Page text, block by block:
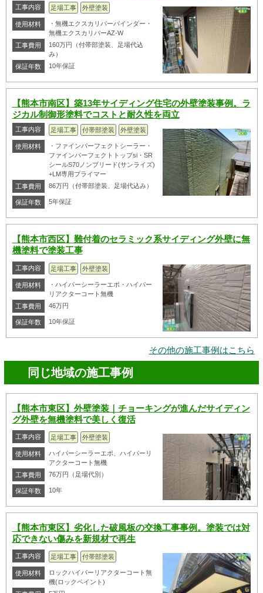
工事内容 足場工事 外壁塗装
使用材料
・無機エクスカリバーバインダー・
無機エクスカリバーAZ-W
工事費用
160万円（付帯部塗装、足場代込
み）
保証年数
10年保証
【熊本市南区】築13年サイディング住宅の外壁塗装事例。ラ
ジカル制御形塗料でコストと耐久性を両立
工事内容 足場工事 付帯部塗装 外壁塗装
使用材料
・ファインパーフェクトシーラー・
ファインパーフェクトトップsi・SR
シールS70ノンブリード(サンライズ)
+LM専用プライマー
工事費用
86万円（付帯部塗装、足場代込み）
保証年数 5年保証
【熊本市西区】難付着のセラミック系サイディング外壁に無
機塗料で塗装工事
工事内容 足場工事 外壁塗装
使用材料
・ハイパーシーラーエポ・ハイパー
リアクターコート無機
工事費用
46万円
保証年数 10年保証
その他の施工事例はこちら
同じ地域の施工事例
【熊本市東区】外壁塗装｜チョーキングが進んだサイディン
グ外壁を無機塗料で美しく復活
工事内容 足場工事 外壁塗装
使用材料
ハイパーシーラーエポ、ハイパーリ
アクターコート無機
工事費用
76万円（足場代別）
保証年数 10年
【熊本市東区】劣化した破風板の交換工事事例。塗装では対
応できない傷みを新規材で再生
工事内容 足場工事 付帯部塗装
使用材料
ロックハイパーリアクターコート無
機(ロックペイント)